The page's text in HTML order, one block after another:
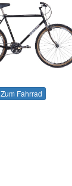
Zum Fahrrad